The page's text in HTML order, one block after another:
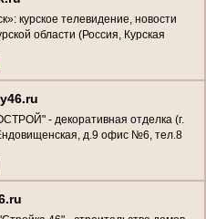
курское телевидение, новости
области (Россия, Курская
- декоративная отделка (г.
д.9 офис №6, тел.8
квартир, офисов, домов)